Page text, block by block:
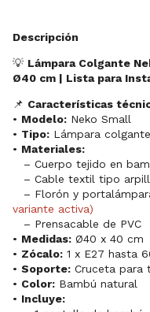
Descripción
💡 Lámpara Colgante
Ø40 cm | Lista para
📌 Características
• Modelo: Neko Small
• Tipo: Lámpara
• Materiales:
– Cuerpo tejido en
– Cable textil tipo
– Florón y
variante activa)
– Prensacable de PVC
• Medidas: Ø40 x 40 cm
• Zócalo: 1 x E27 hasta
• Soporte: Cruceta para
• Color: Bambú natural
• Incluye: